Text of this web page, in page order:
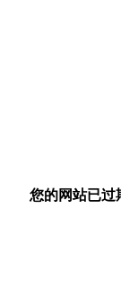
您的网站已过